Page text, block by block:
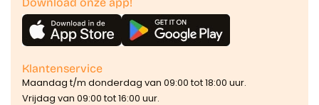
Klantenservice
Maandag t/m donderdag van 09:00 tot 18:00 uur.
Vrijdag van 09:00 tot 16:00 uur.